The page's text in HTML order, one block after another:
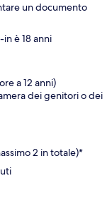
un documento
è 18 anni
a 12 anni)
dei genitori o dei
2 in totale)*